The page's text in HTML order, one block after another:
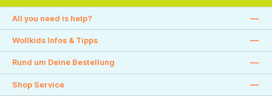
All you need is help?
Wollkids Infos & Tipps
Rund um Deine Bestellung
Shop Service